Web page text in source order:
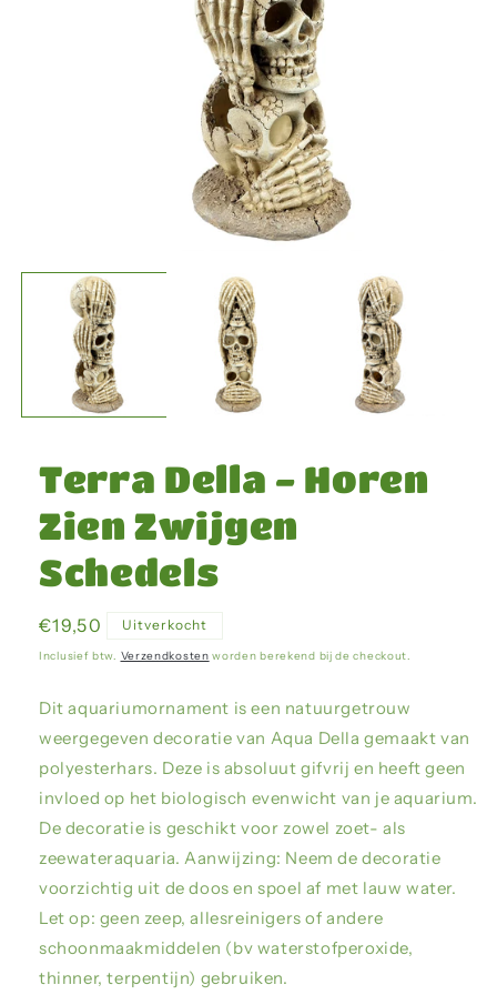
1
openen
modaal
Terra Della - Horen
Zien Zwijgen
Schedels
Normale
prijs
€19,50 Uitverkocht
Inclusief btw. Verzendkosten worden berekend bij de checkout.
Dit aquariumornament is een natuurgetrouw
weergegeven decoratie van Aqua Della gemaakt van
polyesterhars. Deze is absoluut gifvrij en heeft geen
invloed op het biologisch evenwicht van je aquarium.
De decoratie is geschikt voor zowel zoet- als
zeewateraquaria. Aanwijzing: Neem de decoratie
voorzichtig uit de doos en spoel af met lauw water.
Let op: geen zeep, allesreinigers of andere
schoonmaakmiddelen (bv waterstofperoxide,
thinner, terpentijn) gebruiken.